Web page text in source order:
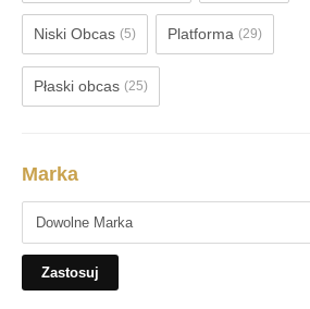
Niski Obcas (5) Platforma (29)
Płaski obcas (25)
Marka
Zastosuj